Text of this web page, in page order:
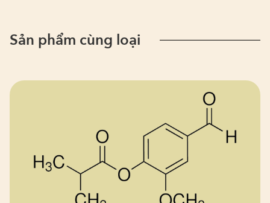
Sản phẩm cùng loại